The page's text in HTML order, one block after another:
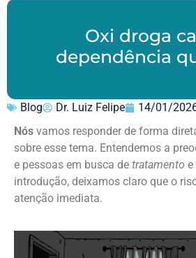
Oxi droga
dependência
Blog Dr. Luiz Felipe 14/01/
Nós vamos responder de forma
sobre esse tema. Entendemos a
e pessoas em busca de tratamento e
introdução, deixamos claro que o
atenção imediata.